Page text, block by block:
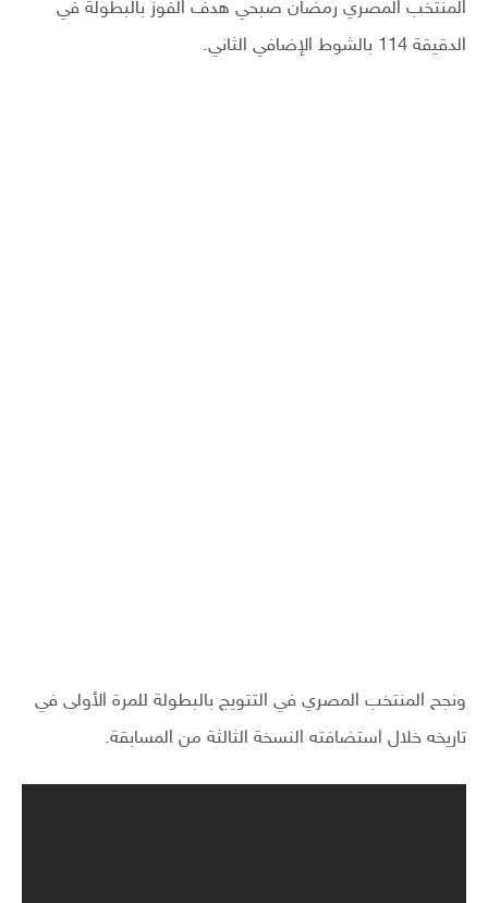
المنتخب المصري رمضان صبحي هدف الفوز بالبطولة في
الدقيقة 114 بالشوط الإضافي الثاني.
ونجح المنتخب المصري في التتويج بالبطولة للمرة الأولى في
تاريخه خلال استضافته النسخة الثالثة من المسابقة.